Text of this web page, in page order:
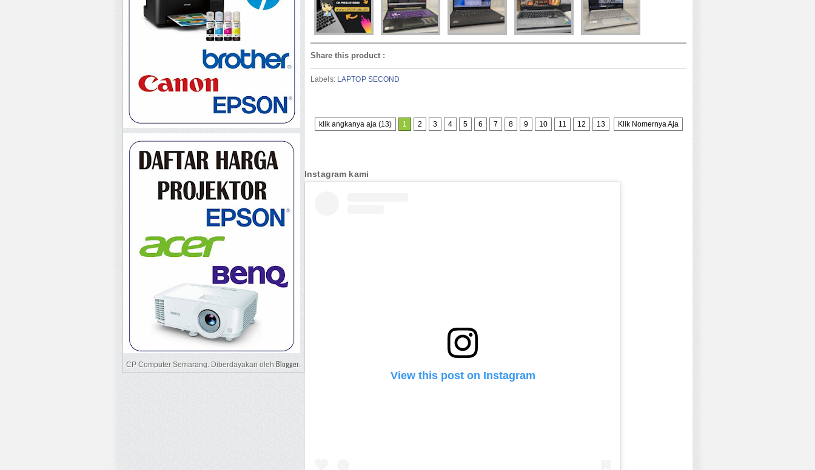
Share this product :
Labels: LAPTOP SECOND
klik angkanya aja (13) 1 2 3 4 5 6 7 8 9 10 11 12 13 Klik Nomernya Aja
Instagram kami
View this post on Instagram
CP Computer Semarang. Diberdayakan oleh Blogger.